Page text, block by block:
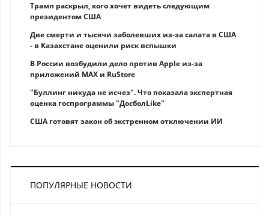
Трамп раскрыл, кого хочет видеть следующим
президентом США
Две смерти и тысячи заболевших из-за салата в США
- в Казахстане оценили риск вспышки
В России возбудили дело против Apple из-за
приложений MAX и RuStore
"Буллинг никуда не исчез". Что показала экспертная
оценка госпрограммы "ДосболLike"
США готовят закон об экстренном отключении ИИ
ПОПУЛЯРНЫЕ НОВОСТИ